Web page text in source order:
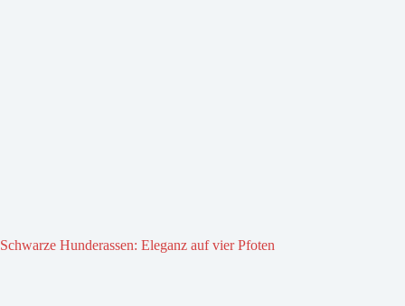
Schwarze Hunderassen: Eleganz auf vier Pfoten